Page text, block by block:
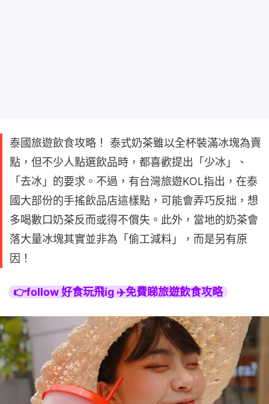
泰國旅遊飲食攻略！ 泰式奶茶雖以全杯裝滿冰塊為賣
點，但不少人點選飲品時，都喜歡提出「少冰」、
「去冰」的要求。不過，有台灣旅遊KOL指出，在泰
國大部份的手搖飲品店這樣點，可能會弄巧反拙，想
多喝數口奶茶反而或得不償失。此外，當地的奶茶會
落大量冰塊其實並非為「偷工減料」，而是另有原
因！
👉follow 好食玩飛ig ✈️免費睇旅遊飲食攻略